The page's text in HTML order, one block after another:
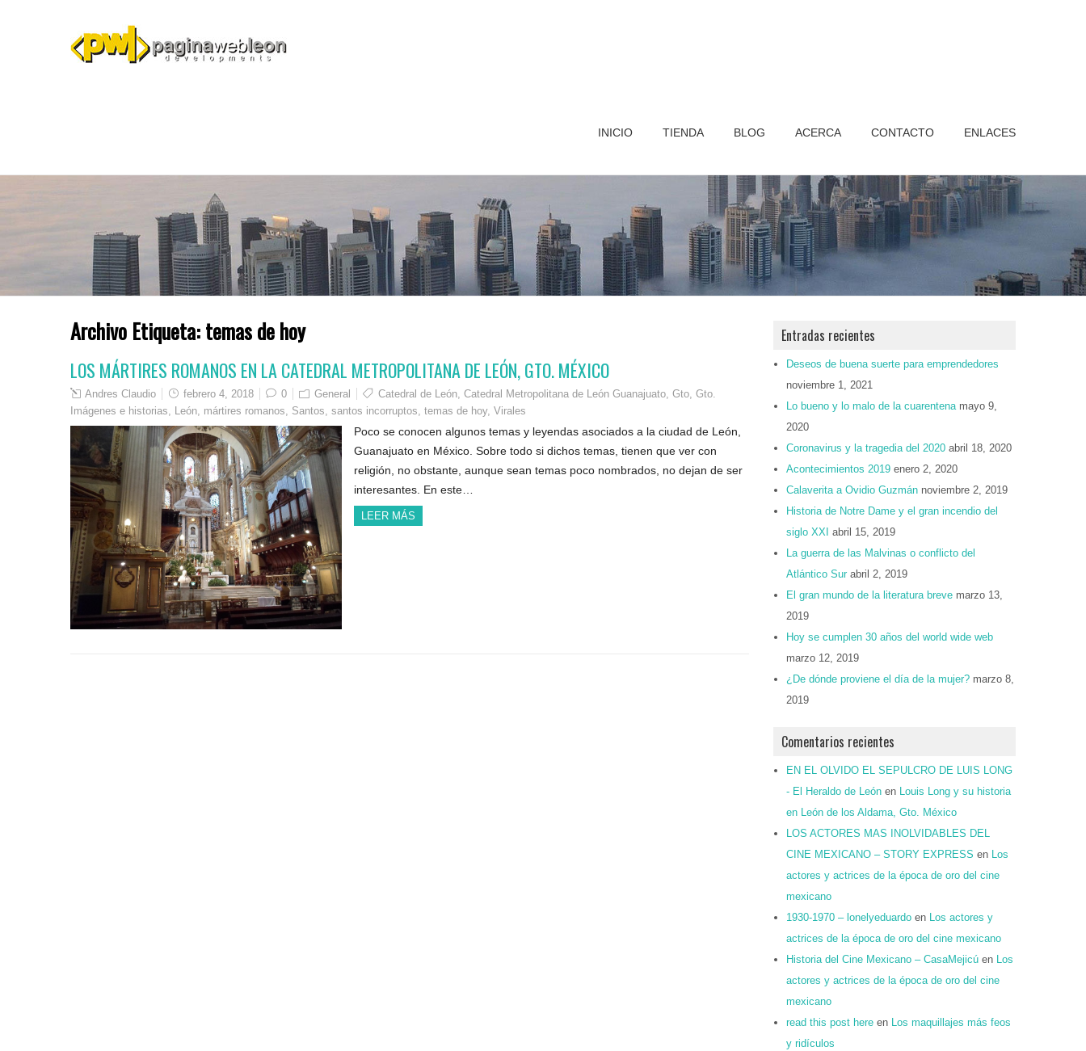
INICIO TIENDA BLOG ACERCA CONTACTO ENLACES
Archivo Etiqueta:temas de hoy
LOS MÁRTIRES ROMANOS EN LA CATEDRAL METROPOLITANA DE LEÓN, GTO. MÉXICO
Andres Claudio febrero 4, 2018 0 General Catedral de León, Catedral Metropolitana de León Guanajuato, Gto, Gto.
Imágenes e historias, León, mártires romanos, Santos, santos incorruptos, temas de hoy, Virales
Poco se conocen algunos temas y leyendas asociados a la ciudad de León,
Guanajuato en México. Sobre todo si dichos temas, tienen que ver con
religión, no obstante, aunque sean temas poco nombrados, no dejan de ser
interesantes. En este…
LEER MÁS
Entradas recientes
Deseos de buena suerte para emprendedores
noviembre 1, 2021
Lo bueno y lo malo de la cuarentena mayo 9,
2020
Coronavirus y la tragedia del 2020 abril 18, 2020
Acontecimientos 2019 enero 2, 2020
Calaverita a Ovidio Guzmán noviembre 2, 2019
Historia de Notre Dame y el gran incendio del
siglo XXI abril 15, 2019
La guerra de las Malvinas o conflicto del
Atlántico Sur abril 2, 2019
El gran mundo de la literatura breve marzo 13,
2019
Hoy se cumplen 30 años del world wide web
marzo 12, 2019
¿De dónde proviene el día de la mujer? marzo 8,
2019
Comentarios recientes
EN EL OLVIDO EL SEPULCRO DE LUIS LONG
- El Heraldo de León en Louis Long y su historia
en León de los Aldama, Gto. México
LOS ACTORES MAS INOLVIDABLES DEL
CINE MEXICANO – STORY EXPRESS en Los
actores y actrices de la época de oro del cine
mexicano
1930-1970 – lonelyeduardo en Los actores y
actrices de la época de oro del cine mexicano
Historia del Cine Mexicano – CasaMejicú en Los
actores y actrices de la época de oro del cine
mexicano
read this post here en Los maquillajes más feos
y ridículos